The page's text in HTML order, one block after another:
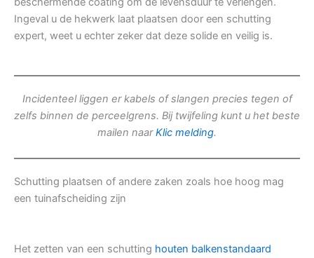
Ingeval u de hekwerk laat plaatsen door een schutting
expert, weet u echter zeker dat deze solide en veilig is.
Incidenteel liggen er kabels of slangen precies tegen of
zelfs binnen de perceelgrens. Bij twijfeling kunt u het beste
mailen naarKlic melding.
Schutting plaatsen of andere zaken zoals hoe hoog mag
een tuinafscheiding zijn
Het zetten van een schutting houten balkenstandaard